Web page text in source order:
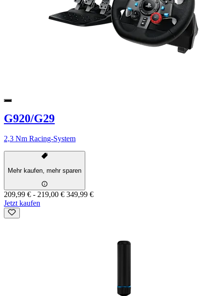
G920/G29
2,3 Nm Racing-System
Mehr kaufen, mehr sparen
209,99 € - 219,00 € 349,99 €
Jetzt kaufen